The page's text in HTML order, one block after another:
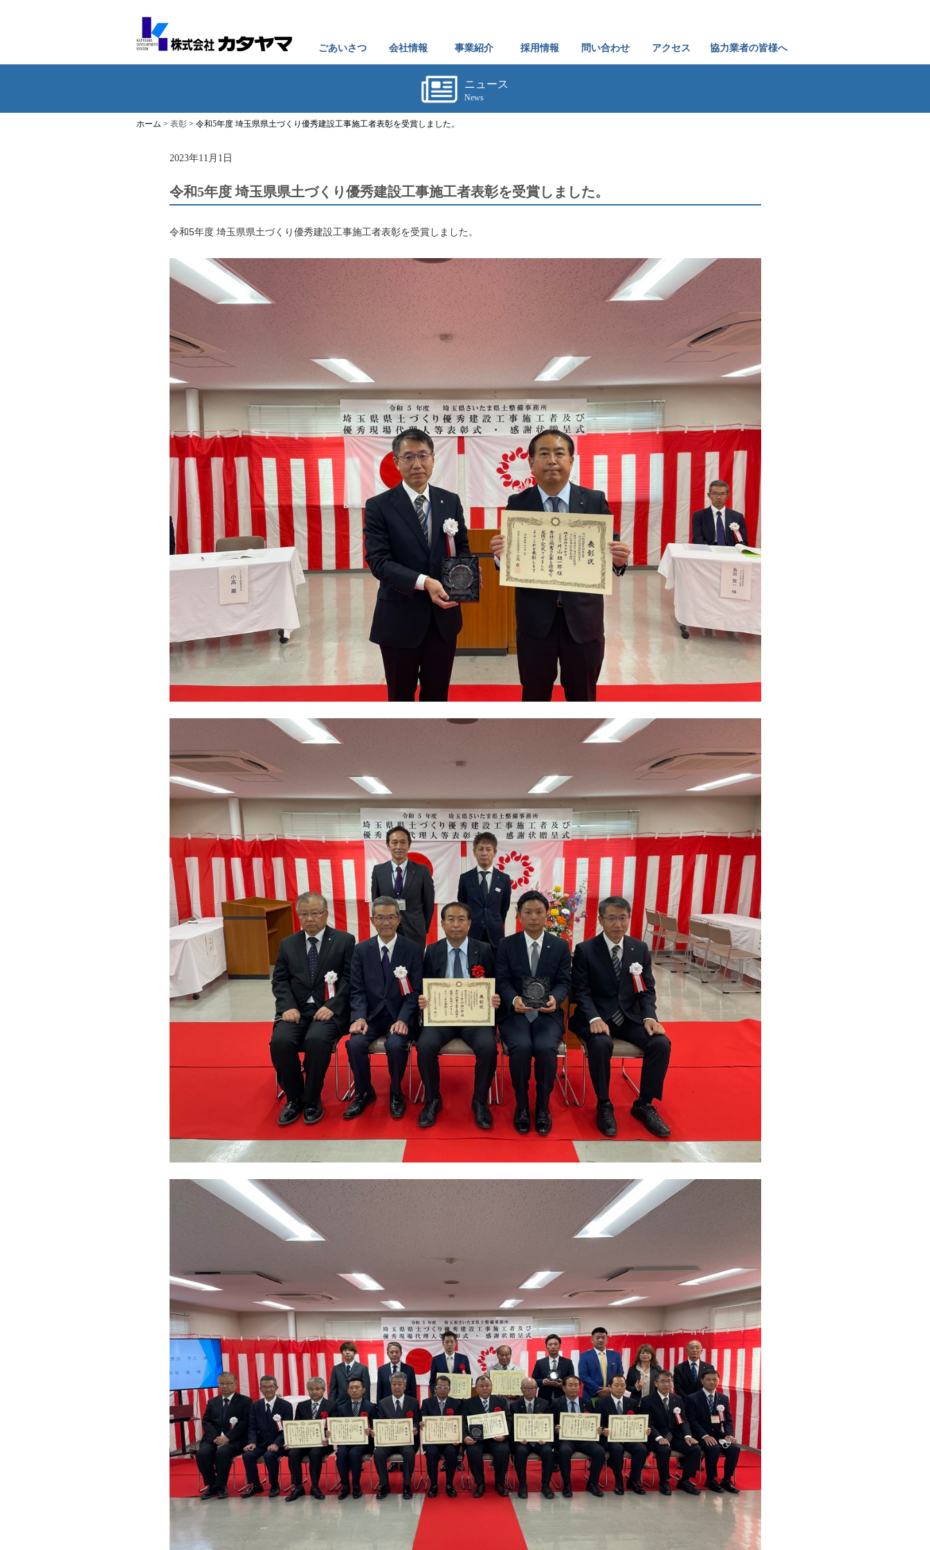
ごあいさつ 会社情報 事業紹介 採用情報 問い合わせ アクセス 協力業者の皆様へ
ニュース
News
ホーム > 表彰 > 令和5年度 埼玉県県土づくり優秀建設工事施工者表彰を受賞しました。
2023年11月1日
令和5年度 埼玉県県土づくり優秀建設工事施工者表彰を受賞しました。
令和5年度 埼玉県県土づくり優秀建設工事施工者表彰を受賞しました。